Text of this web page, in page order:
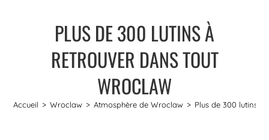
PLUS DE 300 LUTINS À
RETROUVER DANS TOUT
WROCLAW
Accueil > Wroclaw > Atmosphère de Wroclaw > Plus de 300 lutins